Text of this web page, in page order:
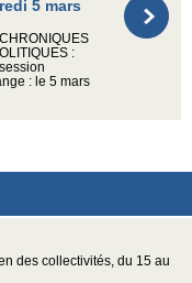
5 mars
:
: le 5 mars
des collectivités, du 15 au